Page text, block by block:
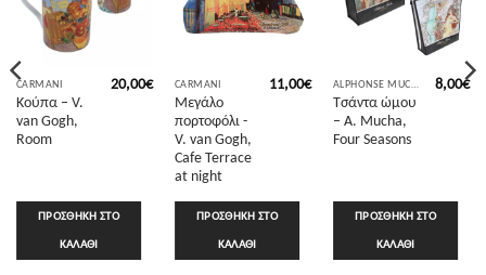
CARMANI
Κούπα – V.
van Gogh,
Room
20,00€
ΠΡΟΣΘΉΚΗ ΣΤΟ
ΚΑΛΆΘΙ
CARMANI
Μεγάλο
πορτοφόλι -
V. van Gogh,
Cafe Terrace
at night
11,00€
ΠΡΟΣΘΉΚΗ ΣΤΟ
ΚΑΛΆΘΙ
ALPHONSE MUCHA
Τσάντα ώμου
– A. Mucha,
Four Seasons
8,00€
ΠΡΟΣΘΉΚΗ ΣΤΟ
ΚΑΛΆΘΙ